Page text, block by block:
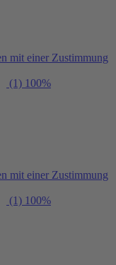
mit einer Zustimmung
(1) 100%
mit einer Zustimmung
(1) 100%